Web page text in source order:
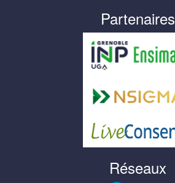
Partenaires
Réseaux